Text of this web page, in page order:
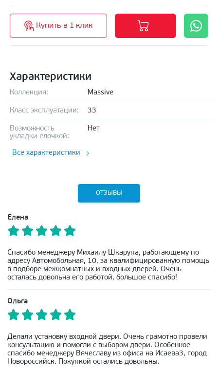
Купить в 1 клик
Характеристики
Коллекция: Massive
Класс эксплуатации: 33
Возможность
укладки елочкой:
Нет
Все характеристики
ОТЗЫВЫ
Елена
Спасибо менеджеру Михаилу Шкарупа, работающему по
адресу Автомобольная, 10, за квалифицированную помощь
в подборе межкомнатных и входных дверей. Очень
осталась довольна его работой, большое спасибо!
Ольга
Делали установку входной двери. Очень грамотно провели
консультацию и помогли с выбором двери. Особенное
спасибо менеджеру Вячеславу из офиса на Исаева3, город
Новороссийск. Покупкой остались довольны.